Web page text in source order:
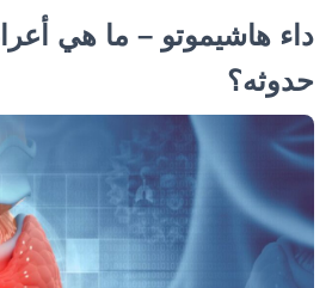
داء هاشيموتو – ما هي
حدوثه؟